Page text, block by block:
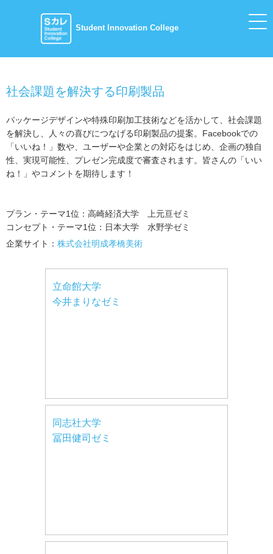
Student Innovation College
社会課題を解決する印刷製品
パッケージデザインや特殊印刷加工技術などを活かして、社会課題
を解決し、人々の喜びにつなげる印刷製品の提案。Facebookでの
「いいね！」数や、ユーザーや企業との対応をはじめ、企画の独自
性、実現可能性、プレゼン完成度で審査されます。皆さんの「いい
ね！」やコメントを期待します！
プラン・テーマ1位：高崎経済大学 上元亘ゼミ
コンセプト・テーマ1位：日本大学 水野学ゼミ
企業サイト： 株式会社明成孝橋美術
立命館大学
今井まりなゼミ
同志社大学
冨田健司ゼミ